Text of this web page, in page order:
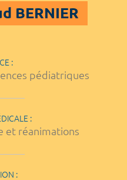
BERNIER
:
pédiatriques
:
et réanimations
: